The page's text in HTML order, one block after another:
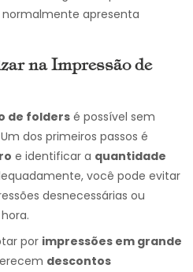
apresenta
na Impressão de
de folders é possível sem
dos primeiros passos é
e identificar a quantidade
você pode evitar
desnecessárias ou
por impressões em grande
descontos